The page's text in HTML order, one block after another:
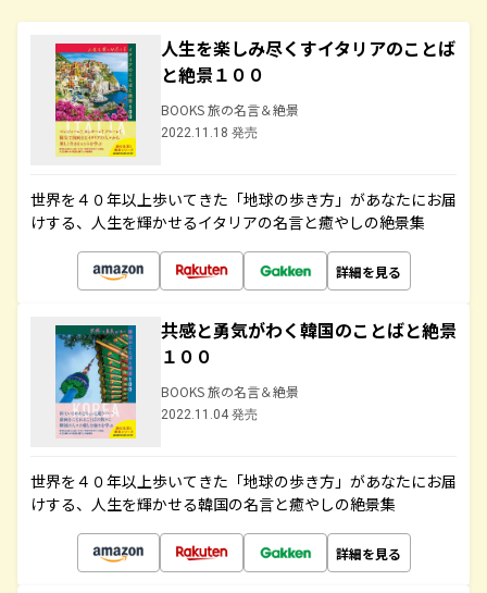
人生を楽しみ尽くすイタリアのことば
と絶景１００
BOOKS 旅の名言＆絶景
2022.11.18 発売
世界を４０年以上歩いてきた「地球の歩き方」があなたにお届
けする、人生を輝かせるイタリアの名言と癒やしの絶景集
詳細を見る
共感と勇気がわく韓国のことばと絶景
１００
BOOKS 旅の名言＆絶景
2022.11.04 発売
世界を４０年以上歩いてきた「地球の歩き方」があなたにお届
けする、人生を輝かせる韓国の名言と癒やしの絶景集
詳細を見る